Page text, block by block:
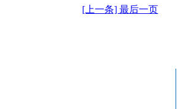
[上一条] 最后一页